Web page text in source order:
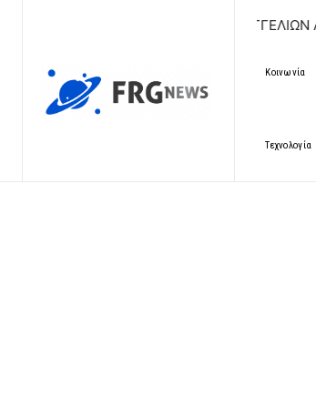
ΔΩΡΕΑΝ ΚΑΤΑΧΩΡΗΣΗ ΑΓΓΕΛΙΩΝ ΑΚΙΝΗΤΩΝ
Κοινωνία
Τεχνολογία